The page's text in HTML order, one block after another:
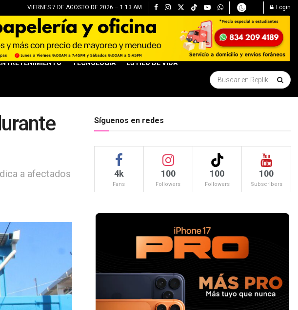
VIERNES 7 DE AGOSTO DE 2026 – 1:13 AM Login
TECNOLOGÍA ESTILO DE VIDA
a afectados
Síguenos en redes
4k
Fans
100
Followers
100
Followers
100
Subscribers